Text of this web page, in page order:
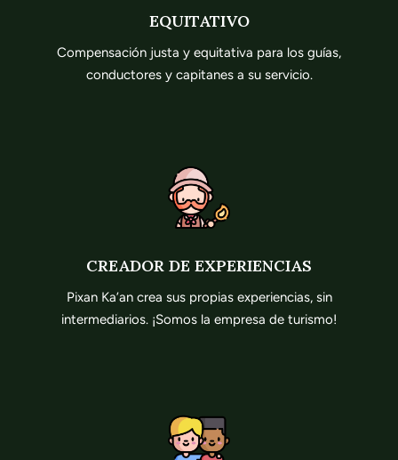
EQUITATIVO
Compensación justa y equitativa para los guías,
conductores y capitanes a su servicio.
CREADOR DE EXPERIENCIAS
Pixan Ka’an crea sus propias experiencias, sin
intermediarios. ¡Somos la empresa de turismo!